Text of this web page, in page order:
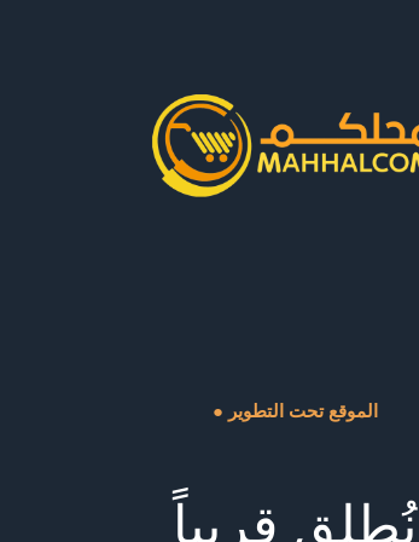
● الموقع تحت التطوير
نُطلق قريباً